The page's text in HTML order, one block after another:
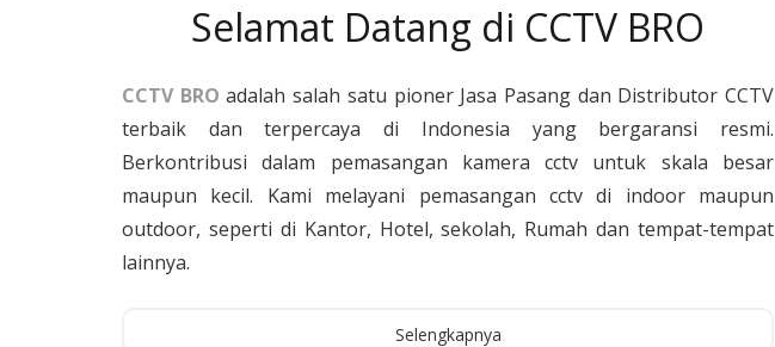
Selamat Datang di CCTV BRO
CCTV BRO adalah salah satu pioner Jasa Pasang dan Distributor CCTV
terbaik dan terpercaya di Indonesia yang bergaransi resmi.
Berkontribusi dalam pemasangan kamera cctv untuk skala besar
maupun kecil. Kami melayani pemasangan cctv di indoor maupun
outdoor, seperti di Kantor, Hotel, sekolah, Rumah dan tempat-tempat
lainnya.
Selengkapnya